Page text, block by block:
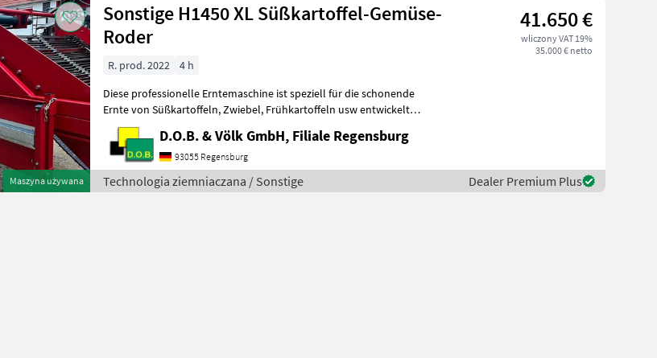
Maszyna używana
Sonstige H1450 XL Süßkartoffel-Gemüse-
Roder
41.650 €
wliczony VAT 19%
35.000 € netto
R. prod. 2022
4 h
Diese professionelle Erntemaschine ist speziell für die schonende
Ernte von Süßkartoffeln, Zwiebel, Frühkartoffeln usw entwickelt
worden: • Hydraulische Steuerung fü
D.O.B. & Völk GmbH, Filiale Regensburg
93055 Regensburg
Technologia ziemniaczana / Sonstige Dealer Premium Plus